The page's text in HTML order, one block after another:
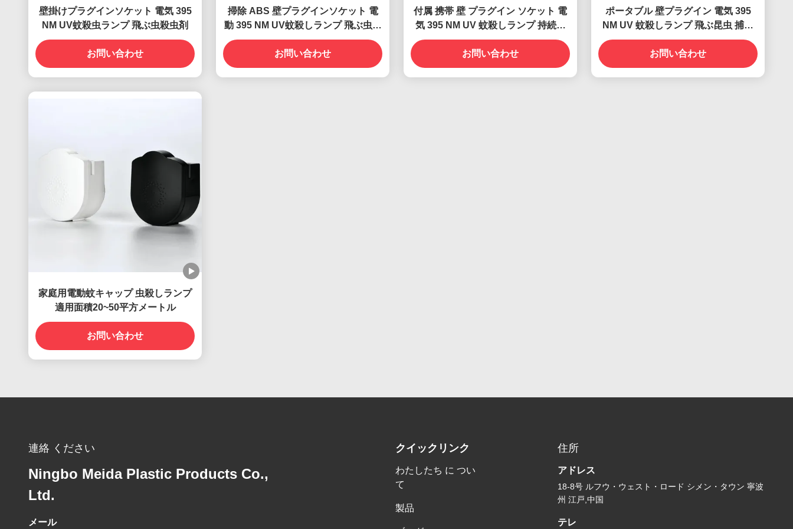
壁掛けプラグインソケット 電気 395
NM UV蚊殺虫ランプ 飛ぶ虫殺虫剤
お問い合わせ
掃除 ABS 壁プラグインソケット 電
動 395 NM UV蚊殺しランプ 飛ぶ虫殺
し罠
お問い合わせ
付属 携帯 壁 プラグイン ソケット 電
気 395 NM UV 蚊殺しランプ 持続可
能で効果的な昆虫対策
お問い合わせ
ポータブル 壁プラグイン 電気 395
NM UV 蚊殺しランプ 飛ぶ昆虫 捕獲
殺し
お問い合わせ
家庭用電動蚊キャップ 虫殺しランプ
適用面積20~50平方メートル
お問い合わせ
連絡 ください
Ningbo Meida Plastic Products Co.,
Ltd.
メール
クイックリンク
わたしたち に つい
て
製品
住所
アドレス
18-8号 ルフウ・ウェスト・ロード シメン・タウン 寧波
州 江戸,中国
テレ